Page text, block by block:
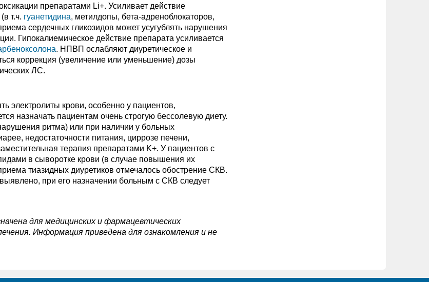
препаратами Li+. Усиливает действие
т.ч. гуанетидина, метилдопы, бета-адреноблокаторов,
сердечных гликозидов может усугублять нарушения
Гипокалиемическое действие препарата усиливается
. НПВП ослабляют диуретическое и
коррекция (увеличение или уменьшение) дозы
ЛС.
электролиты крови, особенно у пациентов,
назначать пациентам очень строгую бессолевую диету.
ритма) или при наличии у больных
недостаточности питания, циррозе печени,
терапия препаратами K+. У пациентов с
в сыворотке крови (в случае повышения их
тиазидных диуретиков отмечалось обострение СКВ.
при его назначении больным с СКВ следует
для медицинских и фармацевтических
Информация приведена для ознакомления и не